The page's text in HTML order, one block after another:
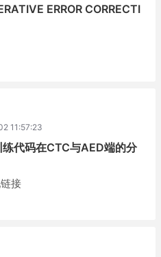
ERROR CORRECTI
11:57:23
练代码在CTC与AED端的分
接